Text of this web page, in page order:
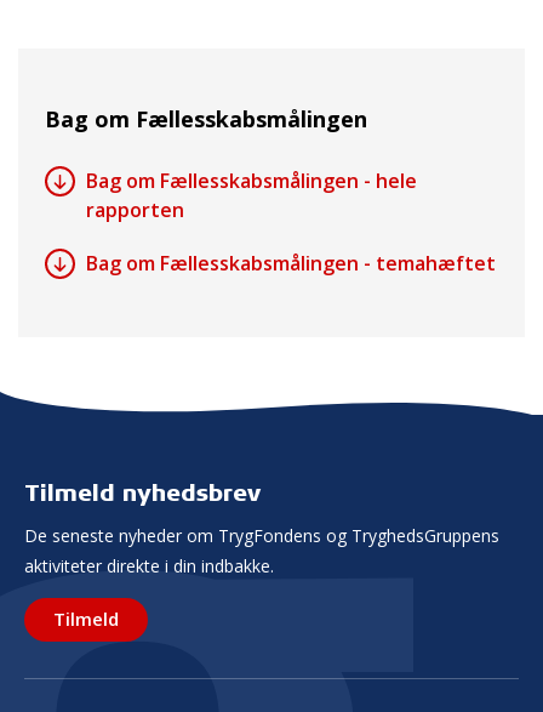
Bag om Fællesskabsmålingen
Bag om Fællesskabsmålingen - hele
rapporten
Bag om Fællesskabsmålingen - temahæftet
Tilmeld nyhedsbrev
De seneste nyheder om TrygFondens og TryghedsGruppens
aktiviteter direkte i din indbakke.
Tilmeld